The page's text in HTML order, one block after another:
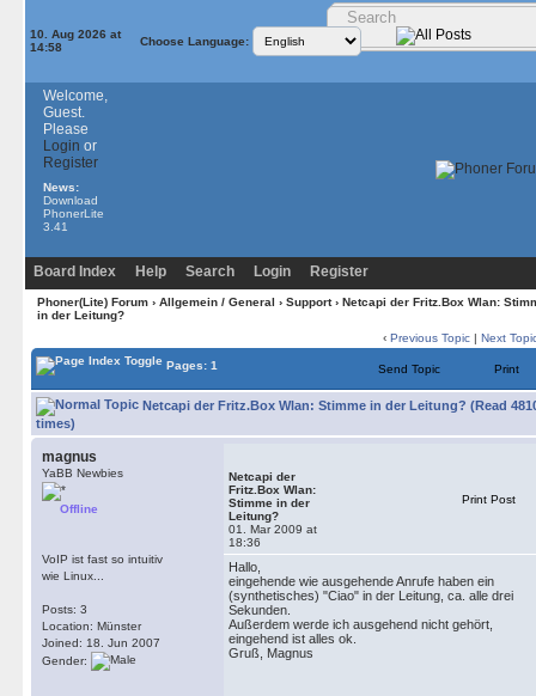
10. Aug 2026 at
14:58
Choose Language:
Welcome,
Guest.
Please
Login or
Register
News:
Download
PhonerLite
3.41
Board Index Help Search Login Register
Phoner(Lite) Forum› Allgemein / General › Support› Netcapi der Fritz.Box Wlan:
in der Leitung?
‹ Previous Topic | Next
Pages: 1 Send Topic Print
Netcapi der Fritz.Box Wlan: Stimme in der Leitung? (Read
times)
magnus
YaBB Newbies
Offline
VoIP ist fast so intuitiv
wie Linux...
Posts: 3
Location: Münster
Joined: 18. Jun 2007
Gender:
Netcapi der
Fritz.Box Wlan:
Stimme in der
Leitung?
01. Mar 2009 at
18:36
Print Post
Hallo,
eingehende wie ausgehende Anrufe haben ein
(synthetisches) "Ciao" in der Leitung, ca. alle drei
Sekunden.
Außerdem werde ich ausgehend nicht gehört,
eingehend ist alles ok.
Gruß, Magnus